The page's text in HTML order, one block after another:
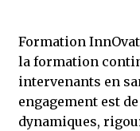
Formation
la formation
intervenants en
engagement est
dynamiques,